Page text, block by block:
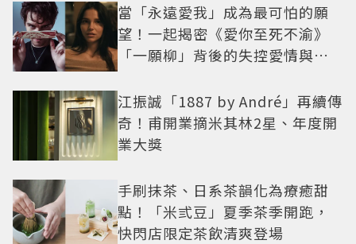
當「永遠愛我」成為最可怕的願
望！一起揭密《愛你至死不渝》
「一願柳」背後的失控愛情與爆
江振誠「1887 by André」再續傳
奇！甫開業摘米其林2星、年度開
業大獎
手刷抹茶、日系茶韻化為療癒甜
點！「米弎豆」夏季茶季開跑，
快閃店限定茶飲清爽登場